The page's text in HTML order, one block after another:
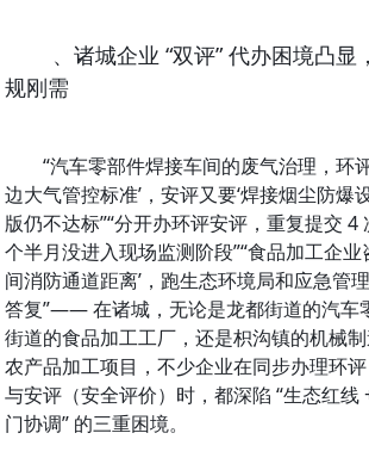
网站首页
关于我们
、诸城企业 “双评” 代办困境凸显
规刚需
“汽车零部件焊接车间的废气治理，环
边大气管控标准’，安评又要‘焊接烟尘防爆
版仍不达标”“分开办环评安评，重复提交 4
个半月没进入现场监测阶段”“食品加工企业
间消防通道距离’，跑生态环境局和应急管
答复”—— 在诸城，无论是龙都街道的汽车
街道的食品加工工厂，还是枳沟镇的机械
农产品加工项目，不少企业在同步办理环评
与安评（安全评价）时，都深陷 “生态红线
门协调” 的三重困境。